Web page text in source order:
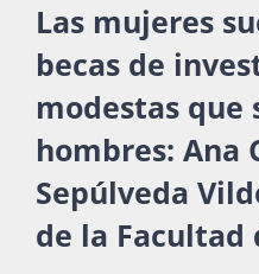
Las mujeres
becas de
modestas que
hombres: Ana
Sepúlveda
de la Facultad